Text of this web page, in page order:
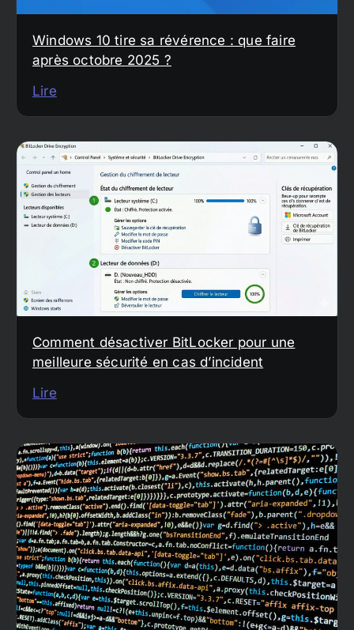
Windows 10 tire sa révérence : que faire
après octobre 2025 ?
Lire
Comment désactiver BitLocker pour une
meilleure sécurité en cas d’incident
Lire